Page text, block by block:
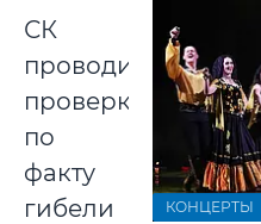
СК
проводит
проверку
по
факту
гибели
КОНЦЕРТЫ